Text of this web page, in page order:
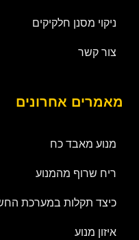
ניקוי מסנן חלקיקים
צור קשר
מאמרים אחרונים
מנוע מאבד כח
ריח שרוף מהמנוע
כיצד תקלות במערכת
איזון מנוע